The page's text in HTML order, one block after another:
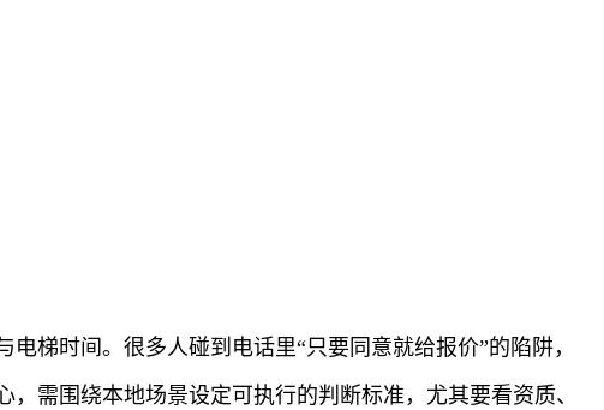
梯时间。很多人碰到电话里“只要同意就给报价”的陷阱，
需围绕本地场景设定可执行的判断标准，尤其要看资质、